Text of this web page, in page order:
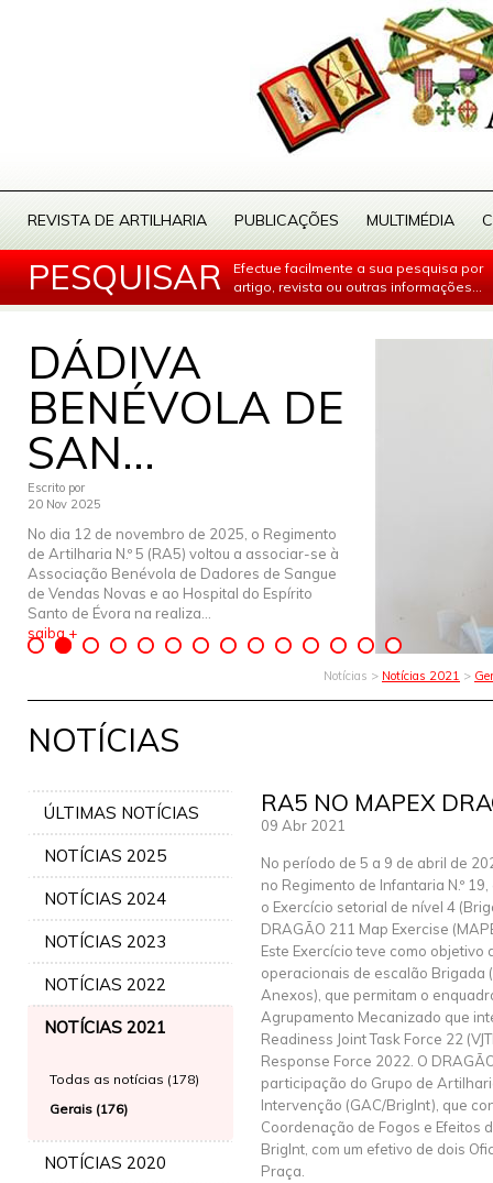
REVISTA DE ARTILHARIA PUBLICAÇÕES MULTIMÉDIA
PESQUISAR
Efectue facilmente a sua pesquisa por
artigo, revista ou outras informações...
DÁDIVA
BENÉVOLA DE
SAN...
Escrito por
20 Nov 2025
No dia 12 de novembro de 2025, o Regimento
de Artilharia N.º 5 (RA5) voltou a associar-se à
Associação Benévola de Dadores de Sangue
de Vendas Novas e ao Hospital do Espírito
Santo de Évora na realiza...
saiba +
Notícias > Notícias 2021 >
NOTÍCIAS
ÚLTIMAS NOTÍCIAS
NOTÍCIAS 2025
NOTÍCIAS 2024
NOTÍCIAS 2023
NOTÍCIAS 2022
NOTÍCIAS 2021
Todas as notícias (178)
Gerais (176)
NOTÍCIAS 2020
RA5 NO MAPEX
09 Abr 2021
No período de 5 a 9 de abril de
no Regimento de Infantaria N.º
o Exercício setorial de nível 4
DRAGÃO 211 Map Exercise
Este Exercício teve como
operacionais de escalão Brigada
Anexos), que permitam o
Agrupamento Mecanizado que
Readiness Joint Task Force 22
Response Force 2022. O
participação do Grupo de
Intervenção (GAC/BrigInt), que
Coordenação de Fogos e Efeitos
BrigInt, com um efetivo de dois
Praça.